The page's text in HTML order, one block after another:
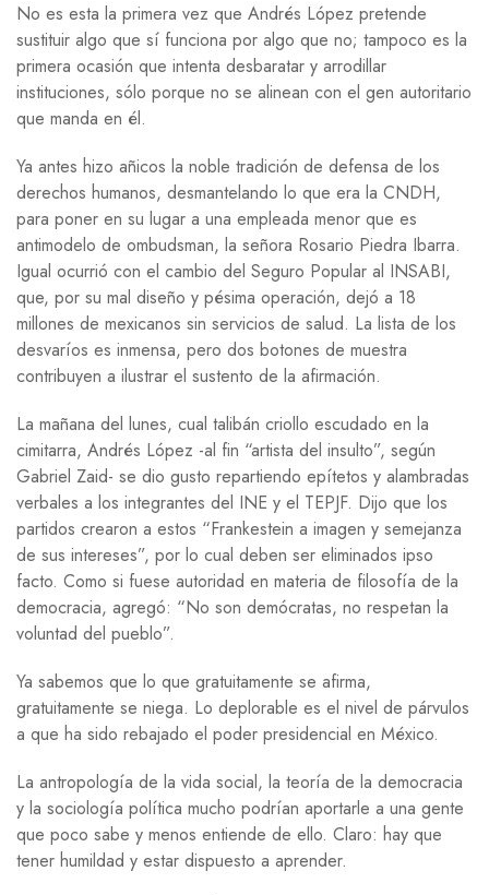
No es esta la primera vez que Andrés López pretende
sustituir algo que sí funciona por algo que no; tampoco es la
primera ocasión que intenta desbaratar y arrodillar
instituciones, sólo porque no se alinean con el gen autoritario
que manda en él.
Ya antes hizo añicos la noble tradición de defensa de los
derechos humanos, desmantelando lo que era la CNDH,
para poner en su lugar a una empleada menor que es
antimodelo de ombudsman, la señora Rosario Piedra Ibarra.
Igual ocurrió con el cambio del Seguro Popular al INSABI,
que, por su mal diseño y pésima operación, dejó a 18
millones de mexicanos sin servicios de salud. La lista de los
desvaríos es inmensa, pero dos botones de muestra
contribuyen a ilustrar el sustento de la afirmación.
La mañana del lunes, cual talibán criollo escudado en la
cimitarra, Andrés López -al fin “artista del insulto”, según
Gabriel Zaid- se dio gusto repartiendo epítetos y alambradas
verbales a los integrantes del INE y el TEPJF. Dijo que los
partidos crearon a estos “Frankestein a imagen y semejanza
de sus intereses”, por lo cual deben ser eliminados ipso
facto. Como si fuese autoridad en materia de filosofía de la
democracia, agregó: “No son demócratas, no respetan la
voluntad del pueblo”.
Ya sabemos que lo que gratuitamente se afirma,
gratuitamente se niega. Lo deplorable es el nivel de párvulos
a que ha sido rebajado el poder presidencial en México.
La antropología de la vida social, la teoría de la democracia
y la sociología política mucho podrían aportarle a una gente
que poco sabe y menos entiende de ello. Claro: hay que
tener humildad y estar dispuesto a aprender.